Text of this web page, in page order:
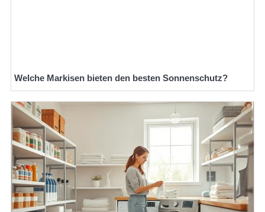
Welche Markisen bieten den besten Sonnenschutz?